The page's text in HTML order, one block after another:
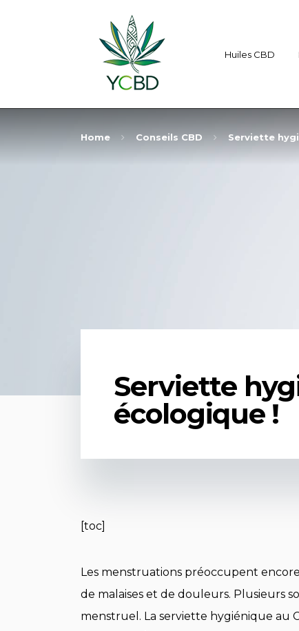
Huiles CBD
Home Conseils CBD Serviette
Serviette
écologique !
[toc]
Les menstruations préoccupent
de malaises et de douleurs. Plusieurs
menstruel. La serviette hygiénique au